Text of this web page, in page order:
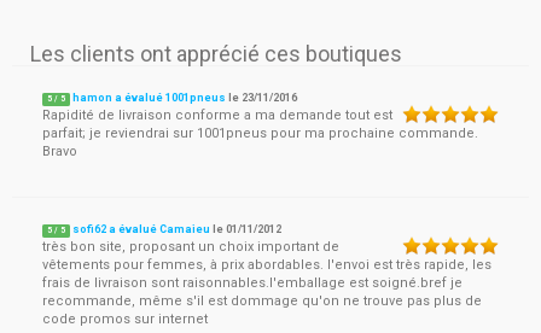
Les clients ont apprécié ces boutiques
5 / 5 hamon a évalué 1001pneus le 23/11/2016
Rapidité de livraison conforme a ma demande tout est
parfait; je reviendrai sur 1001pneus pour ma prochaine commande.
Bravo
5 / 5 sofi62 a évalué Camaieu le01/11/2012
très bon site, proposant un choix important de
vêtements pour femmes, à prix abordables. l'envoi est très rapide, les
frais de livraison sont raisonnables.l'emballage est soigné.bref je
recommande, même s'il est dommage qu'on ne trouve pas plus de
code promos sur internet